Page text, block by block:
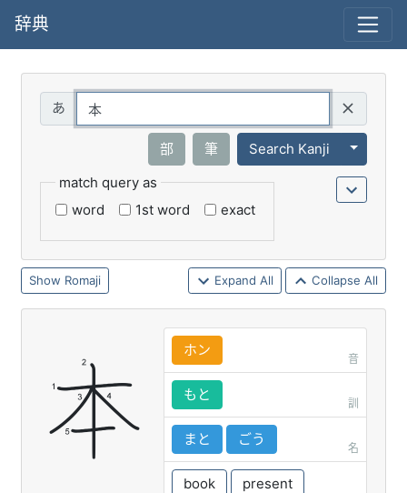
辞典
部 筆 Search Kanji
Toggle
match query as
word
1st word exact
Romaji Expand All Collapse All
本 ホン
音
もと
訓
まと ごう
名
book
present